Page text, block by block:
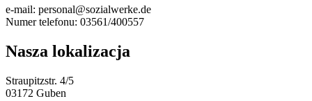
e-mail: personal@sozialwerke.de
Numer telefonu: 03561/400557
Nasza lokalizacja
Straupitzstr. 4/5
03172 Guben